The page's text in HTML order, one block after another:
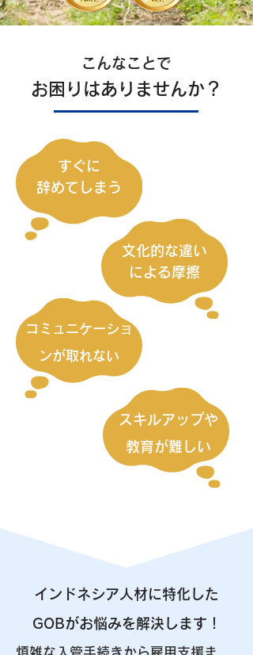
こんなことで
お困りはありませんか？
すぐに
辞めてしまう
文化的な違い
による摩擦
コミュニケーショ
ンが取れない
スキルアップや
教育が難しい
インドネシア人材に特化した
GOBがお悩みを解決します！
煩雑な入管手続きから雇用支援ま